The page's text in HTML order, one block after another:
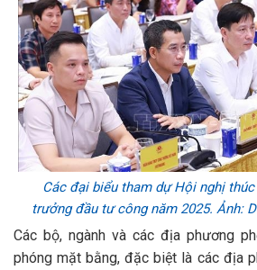
Các đại biểu tham dự Hội nghị
trưởng đầu tư công năm 2025. Ảnh:
Các bộ, ngành và các địa phương
phóng mặt bằng, đặc biệt là các địa